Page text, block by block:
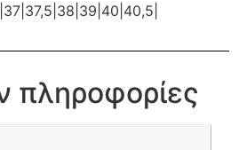
πληροφορίες